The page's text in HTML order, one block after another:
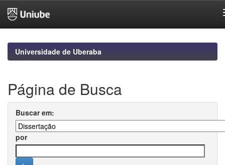
navigationUniversidade de Uberaba
Página de Busca
Buscar em:
por